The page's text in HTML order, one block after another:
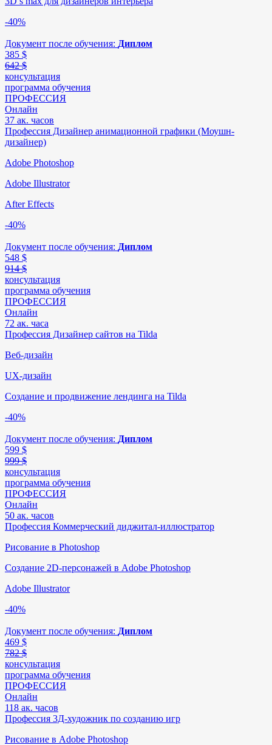
-40%
Документ после обучения: Диплом
385 $
642 $
консультация
программа обучения
ПРОФЕССИЯ
Онлайн
37 ак. часов
Профессия Дизайнер анимационной графики (Моушн-
дизайнер)
Adobe Photoshop
Adobe Illustrator
After Effects
-40%
Документ после обучения: Диплом
548 $
914 $
консультация
программа обучения
ПРОФЕССИЯ
Онлайн
72 ак. часа
Профессия Дизайнер сайтов на Tilda
Веб-дизайн
UX-дизайн
Создание и продвижение лендинга на Tilda
-40%
Документ после обучения: Диплом
599 $
999 $
консультация
программа обучения
ПРОФЕССИЯ
Онлайн
50 ак. часов
Профессия Коммерческий диджитал-иллюстратор
Рисование в Photoshop
Создание 2D-персонажей в Adobe Photoshop
Adobe Illustrator
-40%
Документ после обучения: Диплом
469 $
782 $
консультация
программа обучения
ПРОФЕССИЯ
Онлайн
118 ак. часов
Профессия 3Д-художник по созданию игр
Рисование в Adobe Photoshop